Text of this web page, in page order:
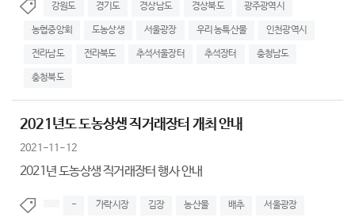
강원도 경기도 경상남도 경상북도 광주광역시
농협중앙회 도농상생 서울광장 우리 농특산물 인천광역시
전라남도 전라북도 추석서울장터 추석장터 충청남도
충청북도
2021년도 도농상생 직거래장터 개최 안내
2021-11-12
2021년 도농상생 직거래장터 행사 안내
- 가락시장 김장 농산물 배추 서울광장